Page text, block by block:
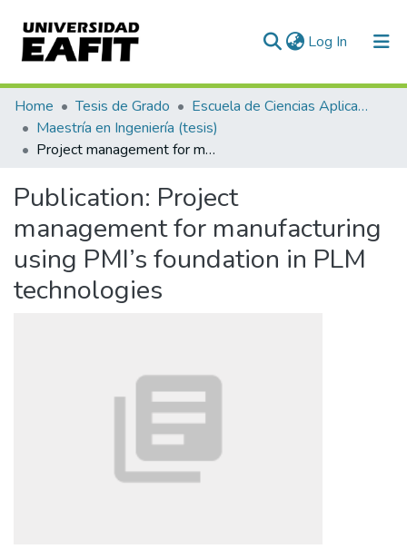
Log In (current)
Communities & Collections
All of DSpace
Home Tesis de Grado
Escuela de Ciencias Aplicadas e Ingeniería
Maestría en Ingeniería (tesis)
Project management for manufacturing using PMI’s foundation in PLM technologies
Publication: Project
management for manufacturing
using PMI’s foundation in PLM
technologies